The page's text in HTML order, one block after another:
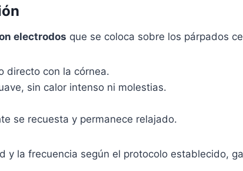
electrodos que se coloca sobre los párpados
directo con la córnea.
sin calor intenso ni molestias.
se recuesta y permanece relajado.
y la frecuencia según el protocolo establecido,